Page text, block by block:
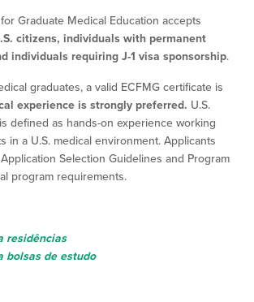
Graduate Medical Education accepts
citizens, individuals with permanent
individuals requiring J-1 visa sponsorship.
graduates, a valid ECFMG certificate is
experience is strongly preferred. U.S.
defined as hands-on experience working
in a U.S. medical environment. Applicants
Selection Guidelines and Program
program requirements.
residências
bolsas de estudo